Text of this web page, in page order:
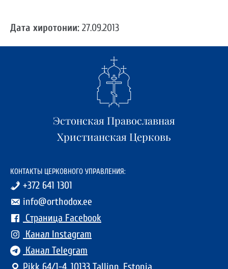
Дата хиротонии: 27.09.2013
Эстонская Православная
Христианская Церковь
КОНТАКТЫ ЦЕРКОВНОГО УПРАВЛЕНИЯ:
+372 641 1301
info@orthodox.ee
Страница Facebook
Канал Instagram
Канал Telegram